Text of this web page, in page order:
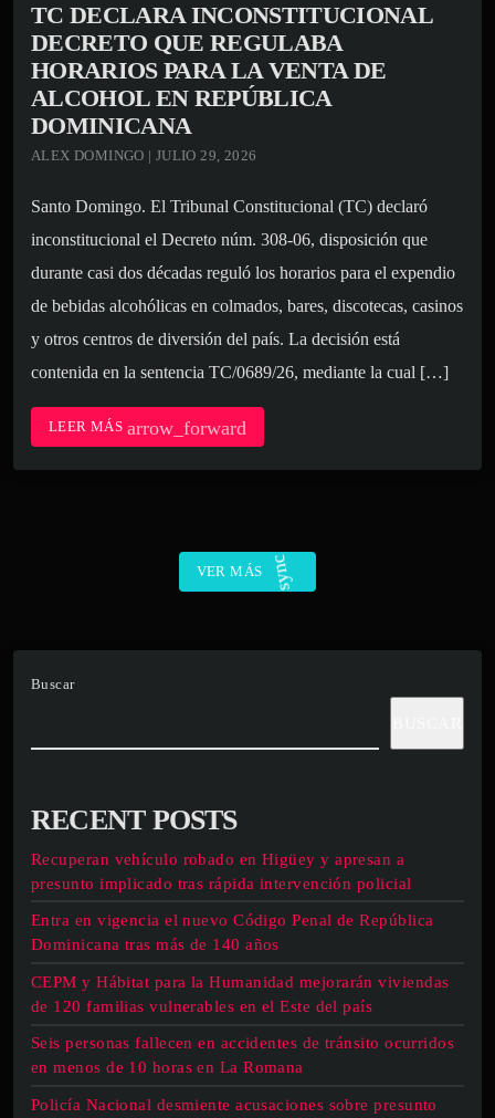
TC DECLARA INCONSTITUCIONAL
DECRETO QUE REGULABA
HORARIOS PARA LA VENTA DE
ALCOHOL EN REPÚBLICA
DOMINICANA
ALEX DOMINGO | JULIO 29, 2026
Santo Domingo. El Tribunal Constitucional (TC) declaró
inconstitucional el Decreto núm. 308-06, disposición que
durante casi dos décadas reguló los horarios para el expendio
de bebidas alcohólicas en colmados, bares, discotecas, casinos
y otros centros de diversión del país. La decisión está
contenida en la sentencia TC/0689/26, mediante la cual […]
LEER MÁS arrow_forward
VER MÁSsync
Buscar
RECENT POSTS
Recuperan vehículo robado en Higüey y apresan a
presunto implicado tras rápida intervención policial
Entra en vigencia el nuevo Código Penal de República
Dominicana tras más de 140 años
CEPM y Hábitat para la Humanidad mejorarán viviendas
de 120 familias vulnerables en el Este del país
Seis personas fallecen en accidentes de tránsito ocurridos
en menos de 10 horas en La Romana
Policía Nacional desmiente acusaciones sobre presunto